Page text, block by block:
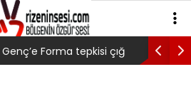
sonrası 6661 forma alan
‘Kimin parasıyla’ sorusu